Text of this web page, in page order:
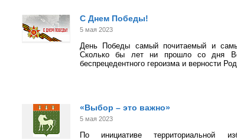
С Днем Победы!
5 мая 2023
День Победы самый почитаемый и
Сколько бы лет ни прошло со дня
беспрецедентного героизма и верности
«Выбор – это важно»
5 мая 2023
По инициативе территориальной